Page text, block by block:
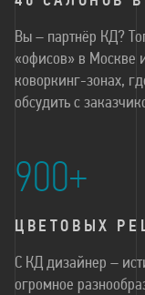
Вы – партнёр КД?
«офисов» в Москве
коворкинг-зонах,
обсудить с
900+
ЦВЕТОВЫХ
С КД дизайнер –
огромное